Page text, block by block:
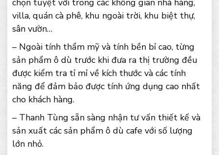
chọn tuyệt vời trong các không gian nhà hàng,
villa, quán cà phê, khu ngoài trời, khu biệt thự,
sân vườn…
– Ngoài tính thẩm mỹ và tính bền bỉ cao, từng
sản phẩm ô dù trước khi đưa ra thị trường đều
được kiểm tra tỉ mỉ về kích thước và các tính
năng để đảm bảo được tính ứng dụng cao nhất
cho khách hàng.
– Thanh Tùng sẵn sàng nhận tư vấn thiết kế và
sản xuất các sản phẩm ô dù cafe với số lượng
lớn nhỏ.